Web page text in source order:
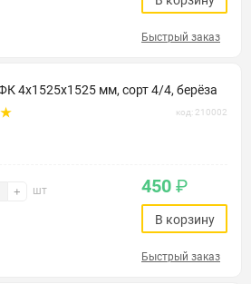
Быстрый заказ
4х1525х1525 мм, сорт 4/4, берёза
код: 210002
+ шт 450 ₽
В корзину
Быстрый заказ